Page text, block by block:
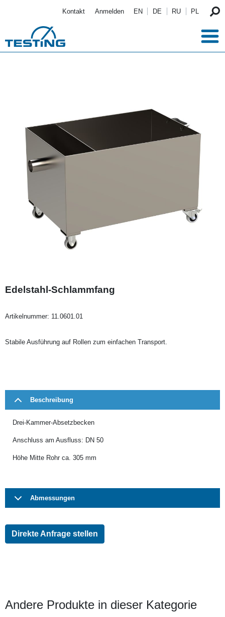
Kontakt Anmelden EN DE RU PL
Edelstahl-Schlammfang
Artikelnummer: 11.0601.01
Stabile Ausführung auf Rollen zum einfachen Transport.
Beschreibung
Drei-Kammer-Absetzbecken
Anschluss am Ausfluss: DN 50
Höhe Mitte Rohr ca. 305 mm
Abmessungen
Direkte Anfrage stellen
Andere Produkte in dieser Kategorie